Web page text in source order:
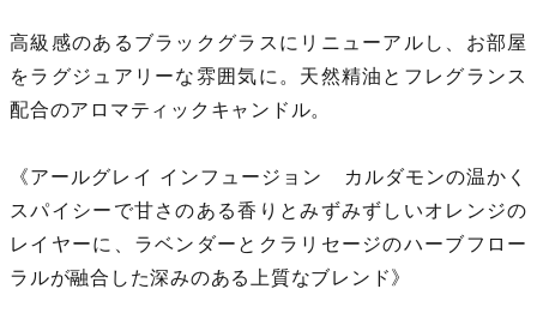
高級感のあるブラックグラスにリニューアルし、お部屋
をラグジュアリーな雰囲気に。天然精油とフレグランス
配合のアロマティックキャンドル。
《アールグレイ インフュージョン カルダモンの温かく
スパイシーで甘さのある香りとみずみずしいオレンジの
レイヤーに、ラベンダーとクラリセージのハーブフロー
ラルが融合した深みのある上質なブレンド》